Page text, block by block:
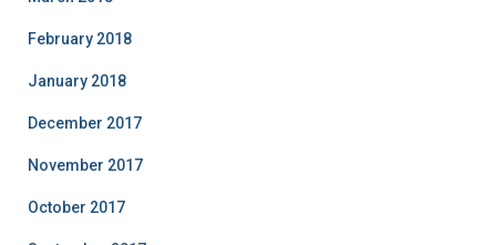
February 2018
January 2018
December 2017
November 2017
October 2017